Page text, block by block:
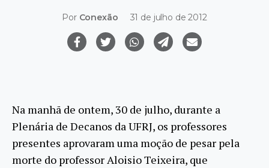
Por Conexão 31 de julho de 2012
Na manhã de ontem, 30 de julho, durante a
Plenária de Decanos da UFRJ, os professores
presentes aprovaram uma moção de pesar pela
morte do professor Aloisio Teixeira, que